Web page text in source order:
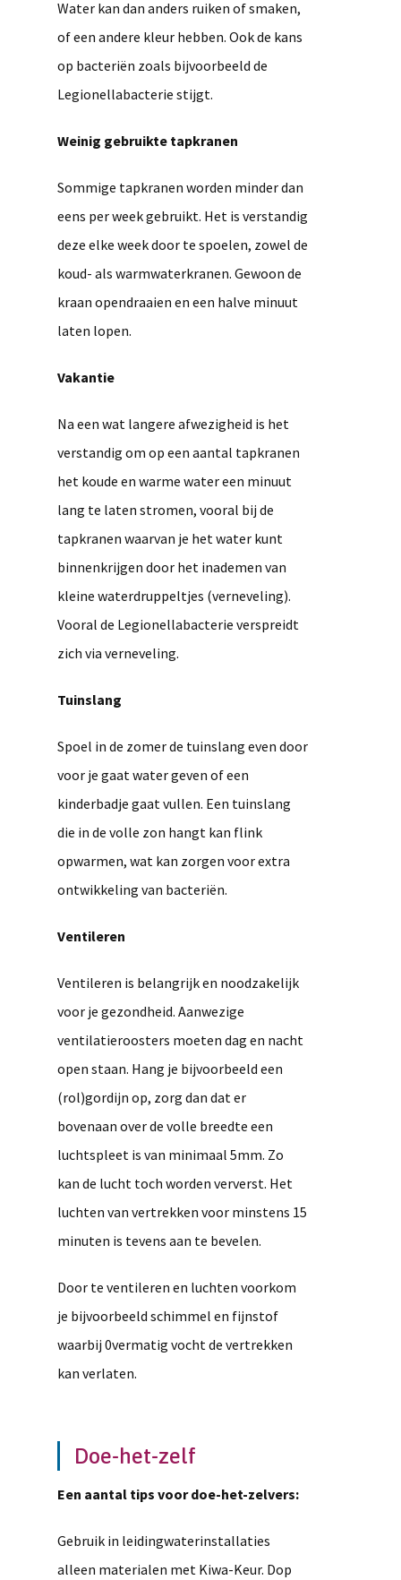
Water kan dan anders ruiken of smaken,
of een andere kleur hebben. Ook de kans
op bacteriën zoals bijvoorbeeld de
Legionellabacterie stijgt.
Weinig gebruikte tapkranen
Sommige tapkranen worden minder dan
eens per week gebruikt. Het is verstandig
deze elke week door te spoelen, zowel de
koud- als warmwaterkranen. Gewoon de
kraan opendraaien en een halve minuut
laten lopen.
Vakantie
Na een wat langere afwezigheid is het
verstandig om op een aantal tapkranen
het koude en warme water een minuut
lang te laten stromen, vooral bij de
tapkranen waarvan je het water kunt
binnenkrijgen door het inademen van
kleine waterdruppeltjes (verneveling).
Vooral de Legionellabacterie verspreidt
zich via verneveling.
Tuinslang
Spoel in de zomer de tuinslang even door
voor je gaat water geven of een
kinderbadje gaat vullen. Een tuinslang
die in de volle zon hangt kan flink
opwarmen, wat kan zorgen voor extra
ontwikkeling van bacteriën.
Ventileren
Ventileren is belangrijk en noodzakelijk
voor je gezondheid. Aanwezige
ventilatieroosters moeten dag en nacht
open staan. Hang je bijvoorbeeld een
(rol)gordijn op, zorg dan dat er
bovenaan over de volle breedte een
luchtspleet is van minimaal 5mm. Zo
kan de lucht toch worden ververst. Het
luchten van vertrekken voor minstens 15
minuten is tevens aan te bevelen.
Door te ventileren en luchten voorkom
je bijvoorbeeld schimmel en fijnstof
waarbij 0vermatig vocht de vertrekken
kan verlaten.
Doe-het-zelf
Een aantal tips voor doe-het-zelvers:
Gebruik in leidingwaterinstallaties
alleen materialen met Kiwa-Keur. Dop